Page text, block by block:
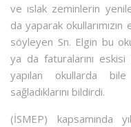
ve ıslak zeminlerin
da yaparak okullarımızın
söyleyen Sn. Elgin bu
ya da faturalarını eskisi
yapılan okullarda
sağladıklarını bildirdi.
(İSMEP) kapsamında